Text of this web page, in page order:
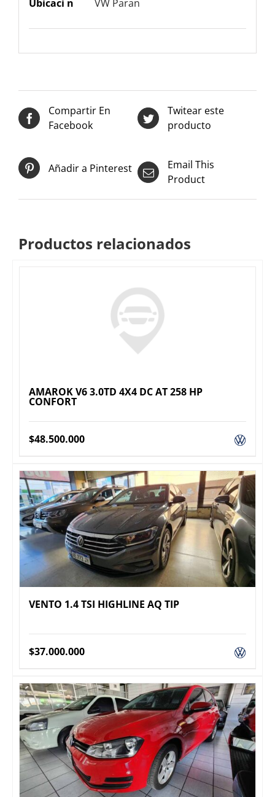
Ubicaci n VW Paran
Compartir En
Facebook
Twitear este
producto
Añadir a Pinterest
Email This
Product
Productos relacionados
AMAROK V6 3.0TD 4X4 DC AT 258 HP
CONFORT
$48.500.000
VENTO 1.4 TSI HIGHLINE AQ TIP
$37.000.000